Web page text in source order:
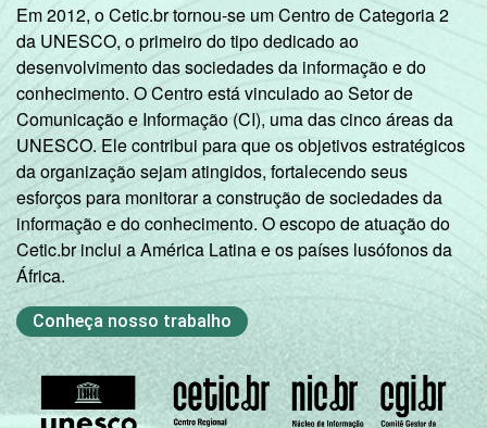
Em 2012, o Cetic.br tornou-se um Centro de Categoria 2
da UNESCO, o primeiro do tipo dedicado ao
desenvolvimento das sociedades da informação e do
conhecimento. O Centro está vinculado ao Setor de
Comunicação e Informação (CI), uma das cinco áreas da
UNESCO. Ele contribui para que os objetivos estratégicos
da organização sejam atingidos, fortalecendo seus
esforços para monitorar a construção de sociedades da
informação e do conhecimento. O escopo de atuação do
Cetic.br inclui a América Latina e os países lusófonos da
África.
Conheça nosso trabalho